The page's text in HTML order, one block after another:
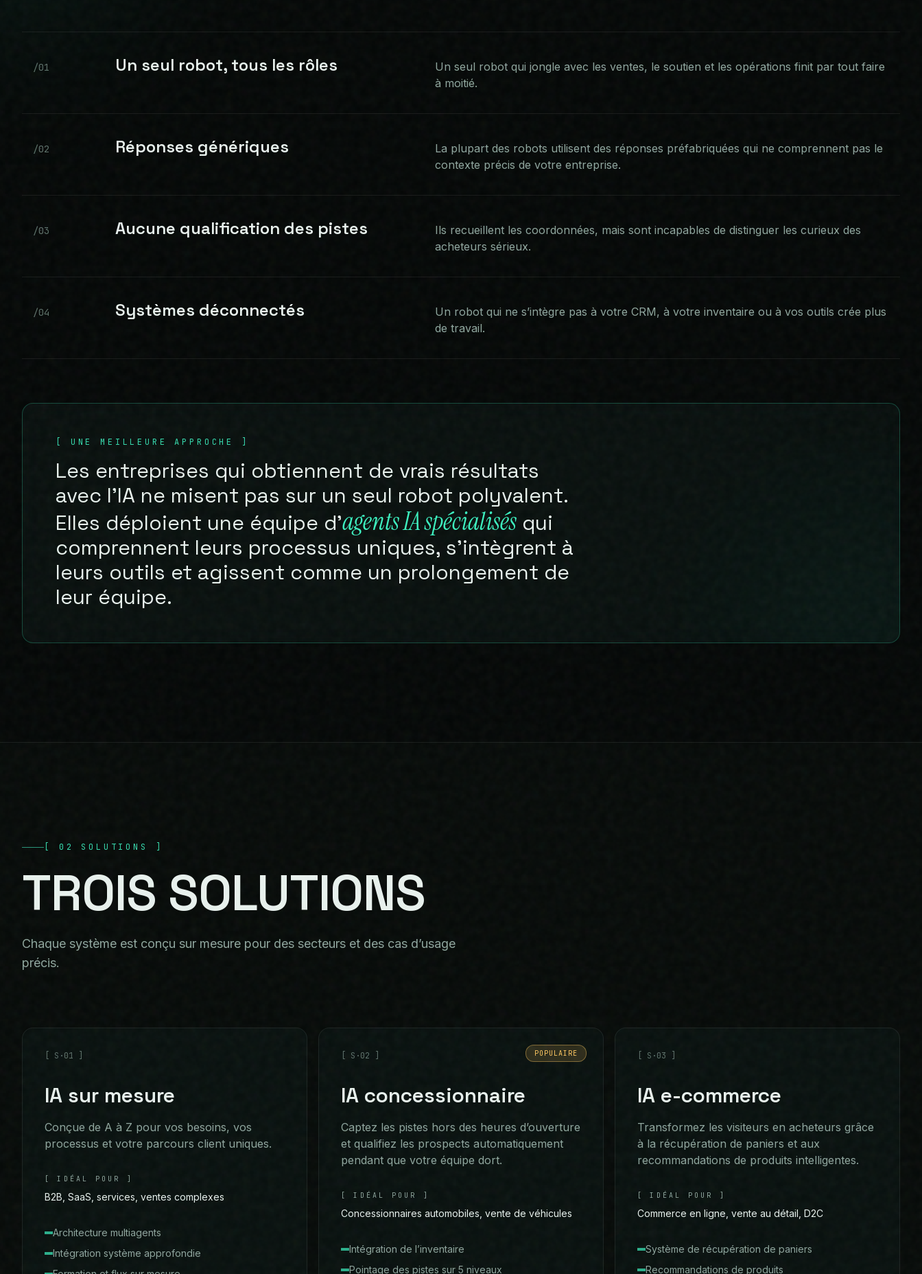
/01 Un seul robot, tous les rôles
Un seul robot qui jongle avec les ventes, le soutien et les opérations finit par tout faire
à moitié.
/02 Réponses génériques
La plupart des robots utilisent des réponses préfabriquées qui ne comprennent pas le
contexte précis de votre entreprise.
/03 Aucune qualification des pistes
Ils recueillent les coordonnées, mais sont incapables de distinguer les curieux des
acheteurs sérieux.
/04 Systèmes déconnectés
Un robot qui ne s’intègre pas à votre CRM, à votre inventaire ou à vos outils crée plus
de travail.
UNE MEILLEURE APPROCHE
Les entreprises qui obtiennent de vrais résultats
avec l’IA ne misent pas sur un seul robot polyvalent.
Elles déploient une équipe d’agents IA spécialisés qui
comprennent leurs processus uniques, s’intègrent à
leurs outils et agissent comme un prolongement de
leur équipe.
02 SOLUTIONS
TROIS SOLUTIONS
Chaque système est conçu sur mesure pour des secteurs et des cas d’usage
précis.
S·01
IA sur mesure
Conçue de A à Z pour vos besoins, vos
processus et votre parcours client uniques.
[IDÉAL POUR ]
B2B, SaaS, services, ventes complexes
Architecture multiagents
Intégration système approfondie
POPULAIRE
S·02
IA concessionnaire
Captez les pistes hors des heures d’ouverture
et qualifiez les prospects automatiquement
pendant que votre équipe dort.
[IDÉAL POUR ]
Concessionnaires automobiles, vente de véhicules
Intégration de l’inventaire
Pointage des pistes sur 5 niveaux
S·03
IA e-commerce
Transformez les visiteurs en acheteurs grâce
à la récupération de paniers et aux
recommandations de produits intelligentes.
[IDÉAL POUR ]
Commerce en ligne, vente au détail, D2C
Système de récupération de paniers
Recommandations de produits